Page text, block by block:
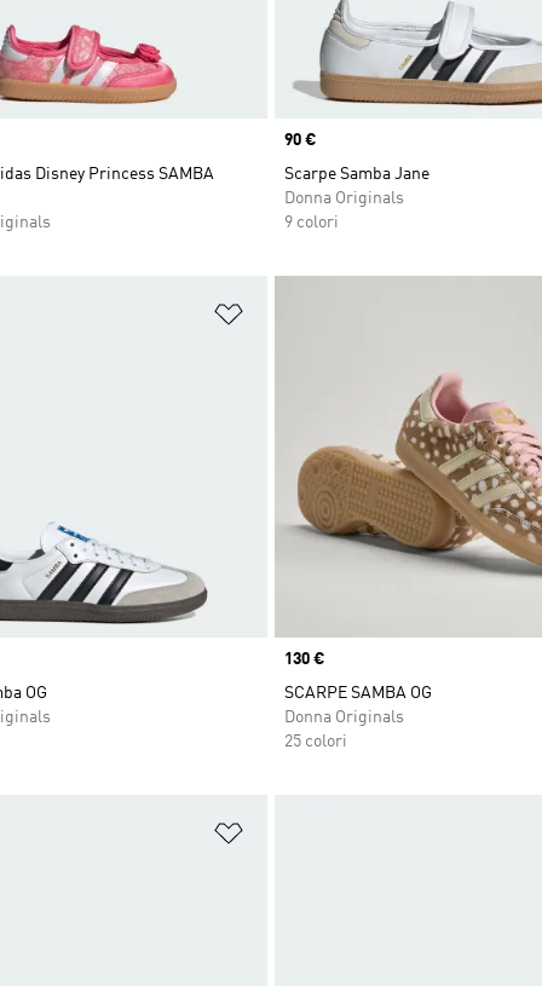
Disney Princess SAMBA
Price
90 €
Scarpe Samba Jane
Donna Originals
9 colori
OG
Price
130 €
SCARPE SAMBA OG
Donna Originals
25 colori